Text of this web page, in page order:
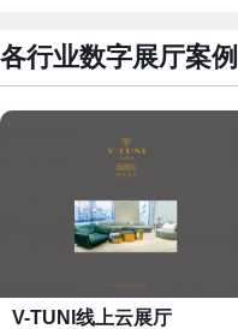
各行业数字展厅案例
V-TUNI线上云展厅